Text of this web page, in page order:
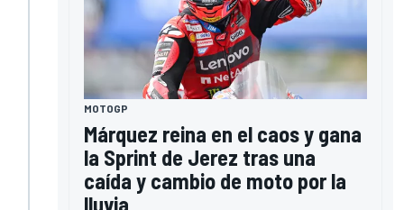
MOTOGP
Márquez reina en el caos y gana
la Sprint de Jerez tras una
caída y cambio de moto por la
lluvia